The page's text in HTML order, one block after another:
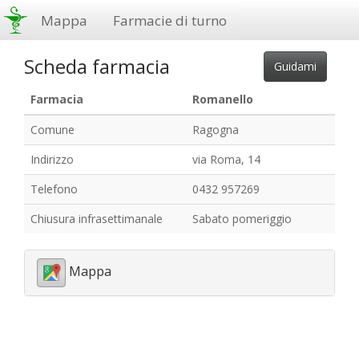
Mappa Farmacie di turno
Scheda farmacia
Farmacia
Romanello
Comune
Ragogna
Indirizzo
via Roma, 14
Telefono
0432 957269
Chiusura infrasettimanale
Sabato pomeriggio
Mappa